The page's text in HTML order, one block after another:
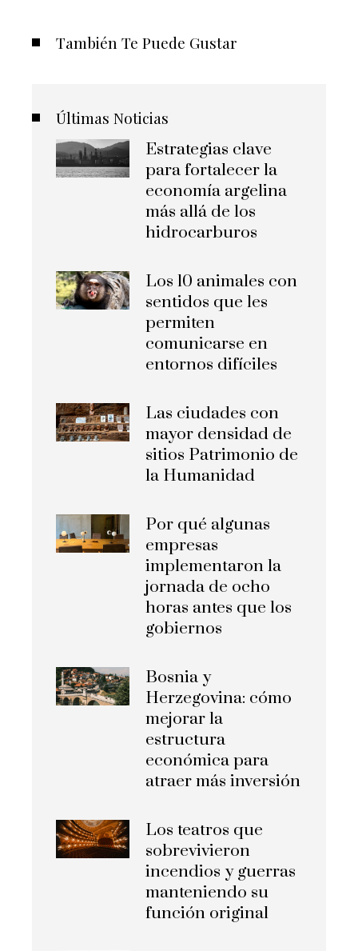
También Te Puede Gustar
Últimas Noticias
Estrategias clave
para fortalecer la
economía argelina
más allá de los
hidrocarburos
Los 10 animales con
sentidos que les
permiten
comunicarse en
entornos difíciles
Las ciudades con
mayor densidad de
sitios Patrimonio de
la Humanidad
Por qué algunas
empresas
implementaron la
jornada de ocho
horas antes que los
gobiernos
Bosnia y
Herzegovina: cómo
mejorar la
estructura
económica para
atraer más inversión
Los teatros que
sobrevivieron
incendios y guerras
manteniendo su
función original